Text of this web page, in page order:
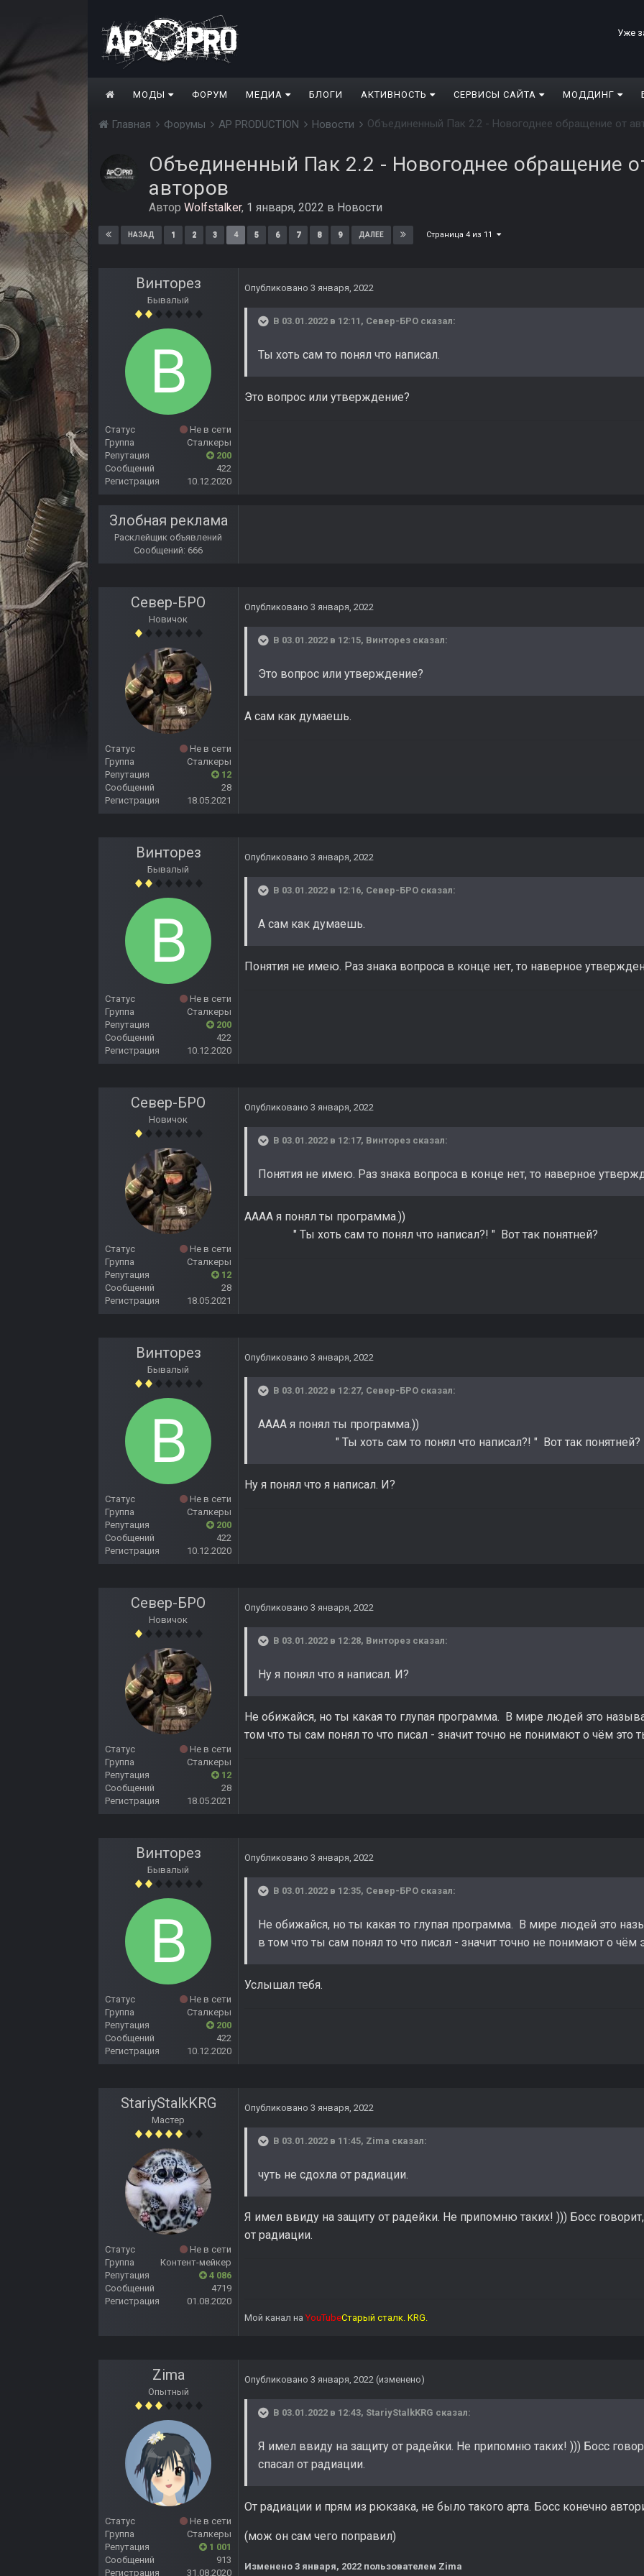
Уже
МОДЫ ФОРУМ МЕДИА БЛОГИ АКТИВНОСТЬ СЕРВИСЫ САЙТА МОДДИНГ
Главная Форумы AP PRODUCTION Новости Объединенный Пак 2.2 - Новогоднее обращение от
Объединенный Пак 2.2 - Новогоднее обращение
авторов
Автор Wolfstalker, 1 января, 2022 в Новости
НАЗАД 1 2 3 4 5 6 7 8 9 ДАЛЕЕ Страница 4 из 11
Винторез
Бывалый
Статус
Не в сети
Группа
Сталкеры
Репутация
200
Сообщений
422
Регистрация
10.12.2020
Опубликовано 3 января, 2022
В 03.01.2022 в 12:11, Север-БРО сказал:
Ты хоть сам то понял что написал.
Это вопрос или утверждение?
Злобная реклама
Расклейщик объявлений
Сообщений: 666
Север-БРО
Новичок
Статус
Не в сети
Группа
Сталкеры
Репутация
12
Сообщений
28
Регистрация
18.05.2021
Опубликовано 3 января, 2022
В 03.01.2022 в 12:15, Винторез сказал:
Это вопрос или утверждение?
А сам как думаешь.
Винторез
Бывалый
Статус
Не в сети
Группа
Сталкеры
Репутация
200
Сообщений
422
Регистрация
10.12.2020
Опубликовано 3 января, 2022
В 03.01.2022 в 12:16, Север-БРО сказал:
А сам как думаешь.
Понятия не имею. Раз знака вопроса в конце нет, то наверное
Север-БРО
Новичок
Статус
Не в сети
Группа
Сталкеры
Репутация
12
Сообщений
28
Регистрация
18.05.2021
Опубликовано 3 января, 2022
В 03.01.2022 в 12:17, Винторез сказал:
Понятия не имею. Раз знака вопроса в конце нет, то наверное
АААА я понял ты
" Ты хоть сам то понял что написал?! " Вот так понятней?
Винторез
Бывалый
Статус
Не в сети
Группа
Сталкеры
Репутация
200
Сообщений
422
Регистрация
10.12.2020
Опубликовано 3 января, 2022
В 03.01.2022 в 12:27, Север-БРО сказал:
АААА я понял ты
" Ты хоть сам то понял что написал?! " Вот так понятней?
Ну я понял что я написал. И?
Север-БРО
Новичок
Статус
Не в сети
Группа
Сталкеры
Репутация
12
Сообщений
28
Регистрация
18.05.2021
Опубликовано 3 января, 2022
В 03.01.2022 в 12:28, Винторез сказал:
Ну я понял что я написал. И?
Не обижайся, но ты какая то глупая программа. В мире людей это
том что ты сам понял то что писал - значит точно не понимают о чём это
Винторез
Бывалый
Статус
Не в сети
Группа
Сталкеры
Репутация
200
Сообщений
422
Регистрация
10.12.2020
Опубликовано 3 января, 2022
В 03.01.2022 в 12:35, Север-БРО сказал:
Не обижайся, но ты какая то глупая программа. В мире людей это
в том что ты сам понял то что писал - значит точно не понимают о чём
Услышал тебя.
StariyStalkKRG
Мастер
Статус
Не в сети
Группа
Контент-мейкер
Репутация
4 086
Сообщений
4719
Регистрация
01.08.2020
Опубликовано 3 января, 2022
В 03.01.2022 в 11:45, Zima сказал:
чуть не сдохла от радиации.
Я имел ввиду на защиту от радейки. Не припомню таких! ))) Босс
от радиации.
Мой канал наYouTubeСтарый сталк. KRG.
Zima
Опытный
Статус
Не в сети
Группа
Сталкеры
Репутация
1 001
Сообщений
913
Регистрация
31.08.2020
Опубликовано 3 января, 2022 (изменено)
В 03.01.2022 в 12:43, StariyStalkKRG сказал:
Я имел ввиду на защиту от радейки. Не припомню таких! ))) Босс
спасал от радиации.
От радиации и прям из рюкзака, не было такого арта. Босс конечно
(мож он сам чего поправил)
Изменено 3 января, 2022 пользователем Zima